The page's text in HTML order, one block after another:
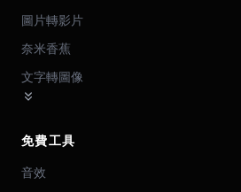
圖片轉影片
奈米香蕉
文字轉圖像
免費工具
音效